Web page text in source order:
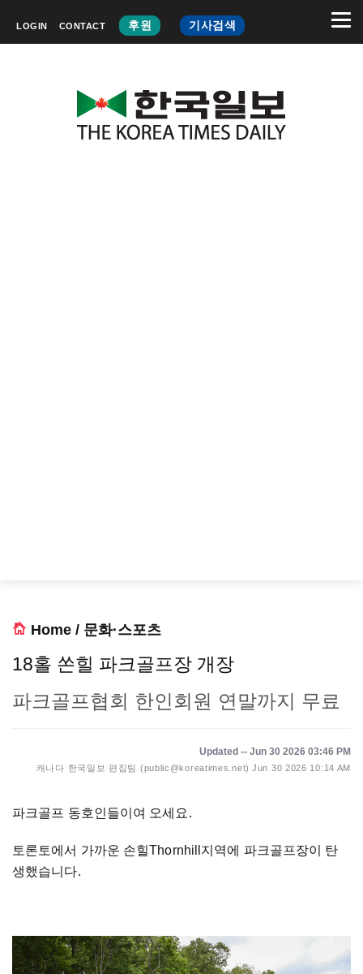
LOGIN CONTACT 후원 기사검색
Home / 문화·스포츠
18홀 쏜힐 파크골프장 개장
파크골프협회 한인회원 연말까지 무료
Updated -- Jun 30 2026 03:46 PM
캐나다 한국일보 편집팀 (public@koreatimes.net) Jun 30 2026 10:14 AM
파크골프 동호인들이여 오세요.
토론토에서 가까운 손힐Thornhill지역에 파크골프장이 탄
생했습니다.